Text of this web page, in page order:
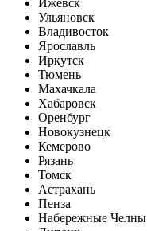
Ижевск
Ульяновск
Владивосток
Ярославль
Иркутск
Тюмень
Махачкала
Хабаровск
Оренбург
Новокузнецк
Кемерово
Рязань
Томск
Астрахань
Пенза
Набережные Челны